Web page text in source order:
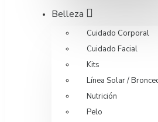
Belleza
Cuidado Corporal
Cuidado Facial
Kits
Línea Solar /
Nutrición
Pelo